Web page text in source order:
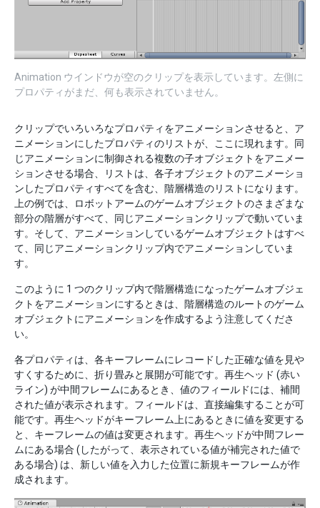
Animation ウインドウが空のクリップを表示しています。左側に
プロパティがまだ、何も表示されていません。
クリップでいろいろなプロパティをアニメーションさせると、ア
ニメーションにしたプロパティのリストが、ここに現れます。同
じアニメーションに制御される複数の子オブジェクトをアニメー
ションさせる場合、リストは、各子オブジェクトのアニメーショ
ンしたプロパティすべてを含む、階層構造のリストになります。
上の例では、ロボットアームのゲームオブジェクトのさまざまな
部分の階層がすべて、同じアニメーションクリップで動いていま
す。そして、アニメーションしているゲームオブジェクトはすべ
て、同じアニメーションクリップ内でアニメーションしていま
す。
このように 1 つのクリップ内で階層構造になったゲームオブジェ
クトをアニメーションにするときは、階層構造のルートのゲーム
オブジェクトにアニメーションを作成するよう注意してくださ
い。
各プロパティは、各キーフレームにレコードした正確な値を見や
すくするために、折り畳みと展開が可能です。再生ヘッド (赤い
ライン) が中間フレームにあるとき、値のフィールドには、補間
された値が表示されます。フィールドは、直接編集することが可
能です。再生ヘッドがキーフレーム上にあるときに値を変更する
と、キーフレームの値は変更されます。再生ヘッドが中間フレー
ムにある場合 (したがって、表示されている値が補完された値で
ある場合) は、新しい値を入力した位置に新規キーフレームが作
成されます。